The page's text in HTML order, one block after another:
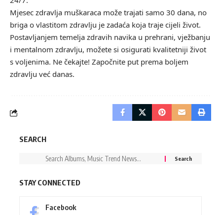
Mjesec zdravlja muškaraca može trajati samo 30 dana, no
briga o vlastitom zdravlju je zadaća koja traje cijeli život.
Postavljanjem temelja zdravih navika u prehrani, vježbanju
i mentalnom zdravlju, možete si osigurati kvalitetniji život
s voljenima. Ne čekajte! Započnite put prema boljem
zdravlju već danas.
SEARCH
STAY CONNECTED
Facebook